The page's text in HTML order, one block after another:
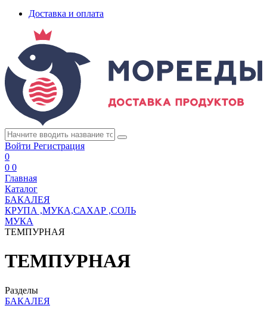
Доставка и оплата
Войти Регистрация
0
0 0
Главная
Каталог
БАКАЛЕЯ
КРУПА ,МУКА,САХАР ,СОЛЬ
МУКА
ТЕМПУРНАЯ
ТЕМПУРНАЯ
Разделы
БАКАЛЕЯ